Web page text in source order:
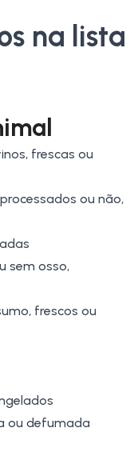
na lista
frescas ou
ou não,
sem osso,
frescos ou
ou defumada